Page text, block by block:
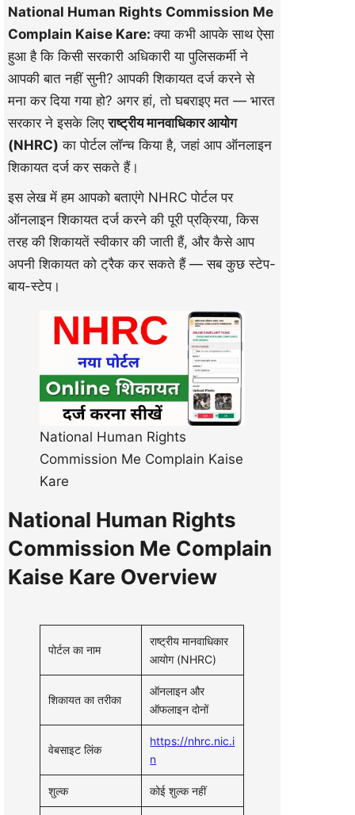
National Human Rights Commission Me
Complain Kaise Kare:क्या कभी आपके साथ ऐसा
हुआ है कि किसी सरकारी अधिकारी या पुलिसकर्मी ने
आपकी बात नहीं सुनी? आपकी शिकायत दर्ज करने से
मना कर दिया गया हो? अगर हां, तो घबराइए मत — भारत
सरकार ने इसके लिएराष्ट्रीय मानवाधिकार आयोग
(NHRC) का पोर्टल लॉन्च किया है, जहां आप ऑनलाइन
शिकायत दर्ज कर सकते हैं।
इस लेख में हम आपको बताएंगे NHRC पोर्टल पर
ऑनलाइन शिकायत दर्ज करने की पूरी प्रक्रिया, किस
तरह की शिकायतें स्वीकार की जाती हैं, और कैसे आप
अपनी शिकायत को ट्रैक कर सकते हैं — सब कुछ स्टेप-
बाय-स्टेप।
National Human Rights
Commission Me Complain Kaise
Kare
National Human Rights
Commission Me Complain
Kaise Kare Overview
पोर्टल का नाम
राष्ट्रीय मानवाधिकार
आयोग (NHRC)
शिकायत का तरीका
ऑनलाइन और
ऑफलाइन दोनों
वेबसाइट लिंक
https://nhrc.nic.i
n
शुल्क कोई शुल्क नहीं